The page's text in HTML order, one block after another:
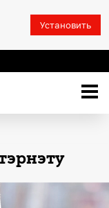
Установить